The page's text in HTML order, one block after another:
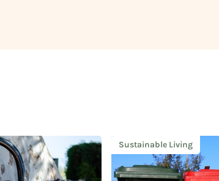
Sustainable Living